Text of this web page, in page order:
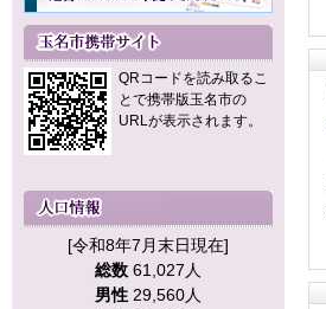
QRコードを読み取るこ
とで携帯版玉名市の
URLが表示されます。
[令和8年7月末日現在]
総数 61,027人
男性 29,560人